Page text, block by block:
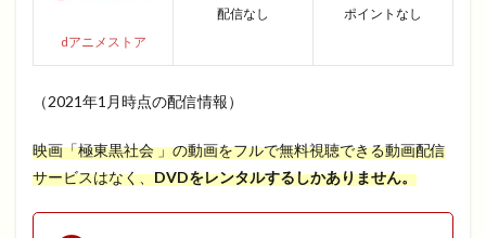
dアニメストア
配信なし
ポイントなし
（2021年1月時点の配信情報）
映画「極東黒社会 」の動画をフルで無料視聴できる動画配信
サービスはなく、DVDをレンタルするしかありません。